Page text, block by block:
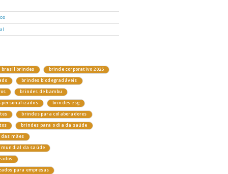
brasil brindes
brinde corporativo 2025
brindes biodegradáveis
brindes de bambu
personalizados
brindes esg
brindes para colaboradores
brindes para o dia da saúde
mães
mundial da saúde
para empresas